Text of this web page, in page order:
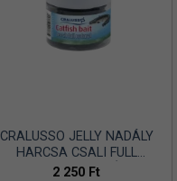
CRALUSSO JELLY NADÁLY
HARCSA CSALI FULL
NATURAL KAGYLÓ (12
2 250 Ft